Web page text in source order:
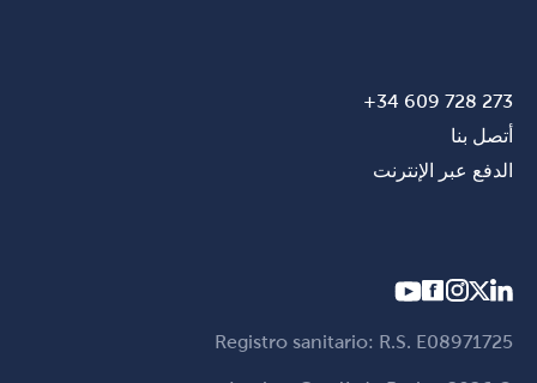
273 728 609 34+
أتصل بنا
الدفع عبر الإنترنت
Registro sanitario: R.S. E08971725